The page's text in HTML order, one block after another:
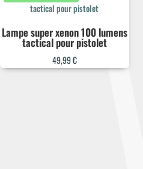
Lampe super xenon 100 lumens
tactical pour pistolet
49,99€